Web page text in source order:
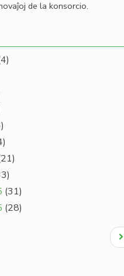
de la konsorcio.
(31)
(28)